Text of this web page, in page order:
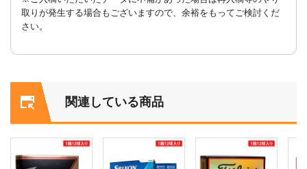
取りが発生する場合もございますので、余裕をもってご検討くだ
さい。
関連している商品